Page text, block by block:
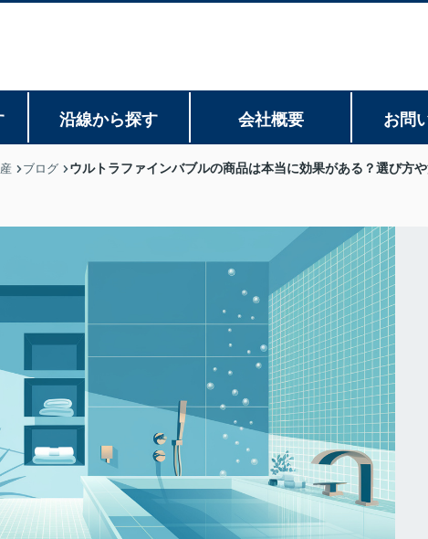
沿線から探す 会社概要 お問
ブログ ウルトラファインバブルの商品は本当に効果がある？選び方